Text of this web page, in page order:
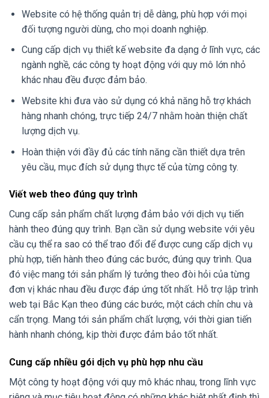
Website có hệ thống quản trị dễ dàng, phù hợp với mọi
đối tượng người dùng, cho mọi doanh nghiệp.
Cung cấp dịch vụ thiết kế website đa dạng ở lĩnh vực, các
ngành nghề, các công ty hoạt động với quy mô lớn nhỏ
khác nhau đều được đảm bảo.
Website khi đưa vào sử dụng có khả năng hỗ trợ khách
hàng nhanh chóng, trực tiếp 24/7 nhằm hoàn thiện chất
lượng dịch vụ.
Hoàn thiện với đầy đủ các tính năng cần thiết dựa trên
yêu cầu, mục đích sử dụng thực tế của từng công ty.
Viết web theo đúng quy trình
Cung cấp sản phẩm chất lượng đảm bảo với dịch vụ tiến
hành theo đúng quy trình. Bạn cần sử dụng website với yêu
cầu cụ thể ra sao có thể trao đổi để được cung cấp dịch vụ
phù hợp, tiến hành theo đúng các bước, đúng quy trình. Qua
đó việc mang tới sản phẩm lý tưởng theo đòi hỏi của từng
đơn vị khác nhau đều được đáp ứng tốt nhất. Hỗ trợ lập trình
web tại Bắc Kạn theo đúng các bước, một cách chỉn chu và
cẩn trọng. Mang tới sản phẩm chất lượng, với thời gian tiến
hành nhanh chóng, kịp thời được đảm bảo tốt nhất.
Cung cấp nhiều gói dịch vụ phù hợp nhu cầu
Một công ty hoạt động với quy mô khác nhau, trong lĩnh vực